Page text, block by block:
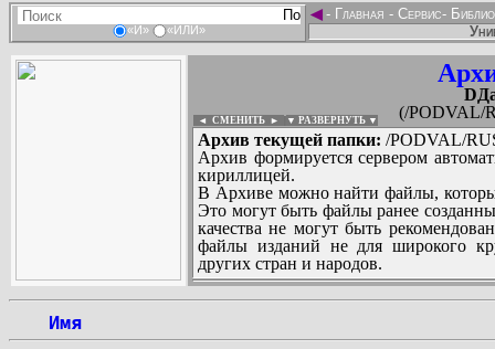
«И» «ИЛИ»
◄- Главная - Сервис-
(/PODVAL/
◄ СМЕНИТЬ ► ▼ РАЗВЕРНУТЬ ▼
Архив текущей папки: /PODVAL/
Архив формируется сервером
кириллицей.
В Архиве можно найти файлы,
Это могут быть файлы ранее
качества не могут быть
файлы изданий не для широкого
других стран и народов.
Имя